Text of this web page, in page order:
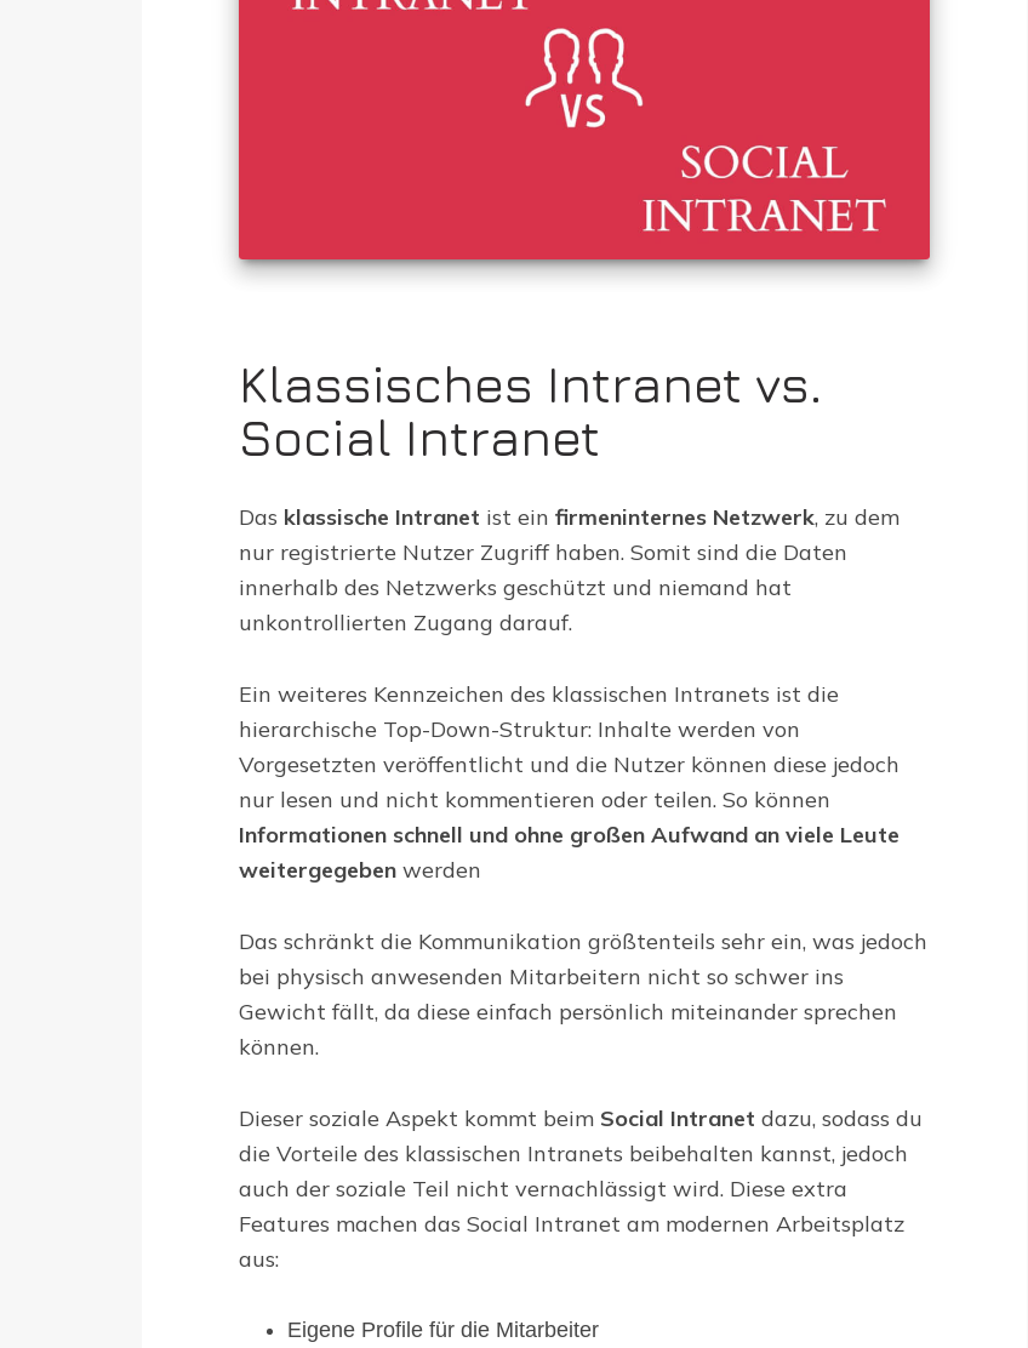
Klassisches Intranet vs.
Social Intranet
Das klassische Intranet ist ein firmeninternes Netzwerk, zu dem
nur registrierte Nutzer Zugriff haben. Somit sind die Daten
innerhalb des Netzwerks geschützt und niemand hat
unkontrollierten Zugang darauf.
Ein weiteres Kennzeichen des klassischen Intranets ist die
hierarchische Top-Down-Struktur: Inhalte werden von
Vorgesetzten veröffentlicht und die Nutzer können diese jedoch
nur lesen und nicht kommentieren oder teilen. So können
Informationen schnell und ohne großen Aufwand an viele Leute
weitergegeben werden
Das schränkt die Kommunikation größtenteils sehr ein, was jedoch
bei physisch anwesenden Mitarbeitern nicht so schwer ins
Gewicht fällt, da diese einfach persönlich miteinander sprechen
können.
Dieser soziale Aspekt kommt beim Social Intranet dazu, sodass du
die Vorteile des klassischen Intranets beibehalten kannst, jedoch
auch der soziale Teil nicht vernachlässigt wird. Diese extra
Features machen das Social Intranet am modernen Arbeitsplatz
aus:
Eigene Profile für die Mitarbeiter